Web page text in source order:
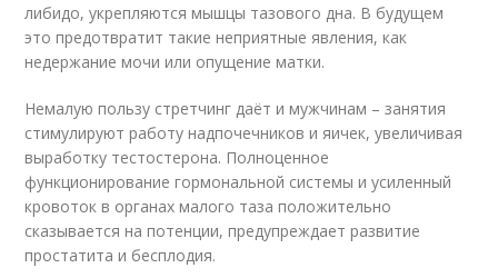
либидо, укрепляются мышцы тазового дна. В будущем
это предотвратит такие неприятные явления, как
недержание мочи или опущение матки.
Немалую пользу стретчинг даёт и мужчинам – занятия
стимулируют работу надпочечников и яичек, увеличивая
выработку тестостерона. Полноценное
функционирование гормональной системы и усиленный
кровоток в органах малого таза положительно
сказывается на потенции, предупреждает развитие
простатита и бесплодия.